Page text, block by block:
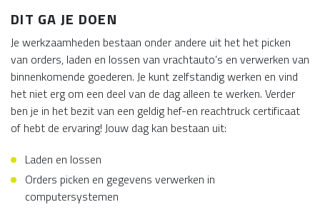
DIT GA JE DOEN
Je werkzaamheden bestaan onder andere uit het het picken
van orders, laden en lossen van vrachtauto’s en verwerken van
binnenkomende goederen. Je kunt zelfstandig werken en vind
het niet erg om een deel van de dag alleen te werken. Verder
ben je in het bezit van een geldig hef-en reachtruck certificaat
of hebt de ervaring! Jouw dag kan bestaan uit:
Laden en lossen
Orders picken en gegevens verwerken in
computersystemen